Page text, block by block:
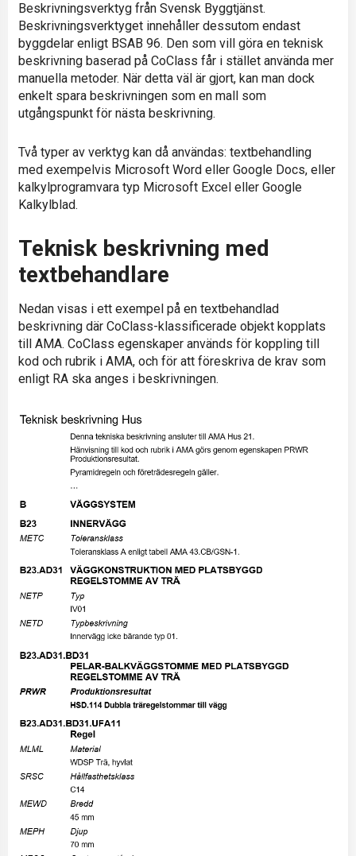
Beskrivningsverktyg från Svensk Byggtjänst.
Beskrivningsverktyget innehåller dessutom endast
byggdelar enligt BSAB 96. Den som vill göra en teknisk
beskrivning baserad på CoClass får i stället använda mer
manuella metoder. När detta väl är gjort, kan man dock
enkelt spara beskrivningen som en mall som
utgångspunkt för nästa beskrivning.
Två typer av verktyg kan då användas: textbehandling
med exempelvis Microsoft Word eller Google Docs, eller
kalkylprogramvara typ Microsoft Excel eller Google
Kalkylblad.
Teknisk beskrivning med
textbehandlare
Nedan visas i ett exempel på en textbehandlad
beskrivning där CoClass-klassificerade objekt kopplats
till AMA. CoClass egenskaper används för koppling till
kod och rubrik i AMA, och för att föreskriva de krav som
enligt RA ska anges i beskrivningen.